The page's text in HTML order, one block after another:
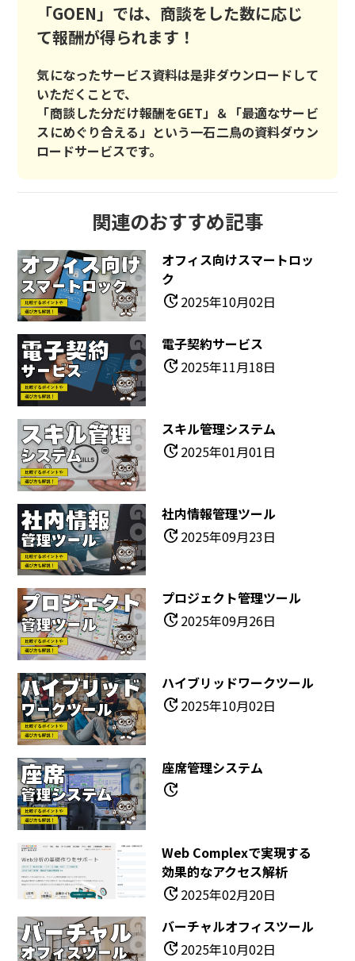
「GOEN」では、商談をした数に応じ
て報酬が得られます！
気になったサービス資料は是非ダウンロードして
いただくことで、
「商談した分だけ報酬をGET」＆「最適なサービ
スにめぐり合える」という一石二鳥の資料ダウン
ロードサービスです。
関連のおすすめ記事
オフィス向けスマートロッ
ク
update2025年10月02日
電子契約サービス
update2025年11月18日
スキル管理システム
update2025年01月01日
社内情報管理ツール
update2025年09月23日
プロジェクト管理ツール
update2025年09月26日
ハイブリッドワークツール
update2025年10月02日
座席管理システム
update
Web Complexで実現する
効果的なアクセス解析
update2025年02月20日
バーチャルオフィスツール
update2025年10月02日